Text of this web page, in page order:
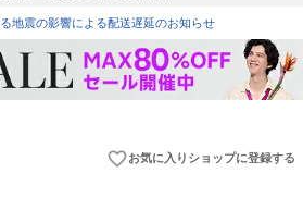
地震の影響による配送遅延のお知らせ
favorite_borderお気に入りショップに登録する